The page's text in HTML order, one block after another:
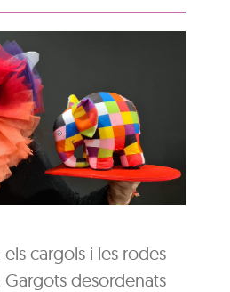
cargols i les rodes
desordenats